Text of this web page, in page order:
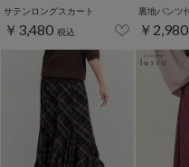
サテンロングスカート
￥3,480 税込 ￥2,980